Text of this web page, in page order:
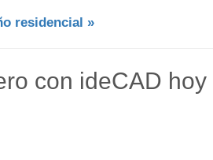
residencial »
con ideCAD hoy